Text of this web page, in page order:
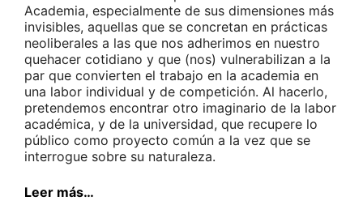
Academia, especialmente de sus dimensiones más
invisibles, aquellas que se concretan en prácticas
neoliberales a las que nos adherimos en nuestro
quehacer cotidiano y que (nos) vulnerabilizan a la
par que convierten el trabajo en la academia en
una labor individual y de competición. Al hacerlo,
pretendemos encontrar otro imaginario de la labor
académica, y de la universidad, que recupere lo
público como proyecto común a la vez que se
interrogue sobre su naturaleza.
Leer más…